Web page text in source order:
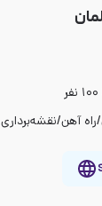
آهن/نقشه‌برداری